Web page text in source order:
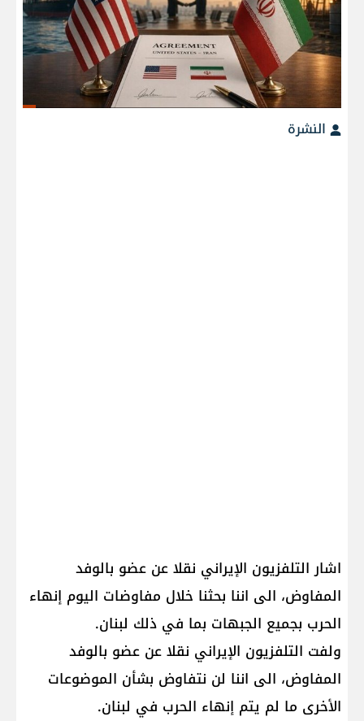
النشرة
اشار التلفزيون الإيراني نقلا عن عضو بالوفد
المفاوض، الى اننا بحثنا خلال مفاوضات اليوم إنهاء
الحرب بجميع الجبهات بما في ذلك ​لبنان​.
ولفت التلفزيون الإيراني نقلا عن عضو بالوفد
المفاوض، الى اننا لن نتفاوض بشأن الموضوعات
الأخرى ما لم يتم إنهاء الحرب في لبنان.